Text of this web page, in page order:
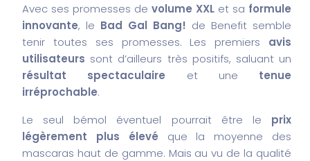
Avec ses promesses de volume XXL et sa formule
innovante, le Bad Gal Bang! de Benefit semble
tenir toutes ses promesses. Les premiers avis
utilisateurs sont d’ailleurs très positifs, saluant un
résultat spectaculaire et une tenue
irréprochable.
Le seul bémol éventuel pourrait être le prix
légèrement plus élevé que la moyenne des
mascaras haut de gamme. Mais au vu de la qualité